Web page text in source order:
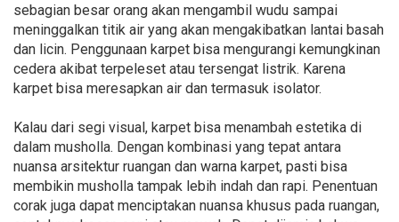
sebagian besar orang akan mengambil wudu sampai
meninggalkan titik air yang akan mengakibatkan lantai basah
dan licin. Penggunaan karpet bisa mengurangi kemungkinan
cedera akibat terpeleset atau tersengat listrik. Karena
karpet bisa meresapkan air dan termasuk isolator.
Kalau dari segi visual, karpet bisa menambah estetika di
dalam musholla. Dengan kombinasi yang tepat antara
nuansa arsitektur ruangan dan warna karpet, pasti bisa
membikin musholla tampak lebih indah dan rapi. Penentuan
corak juga dapat menciptakan nuansa khusus pada ruangan,